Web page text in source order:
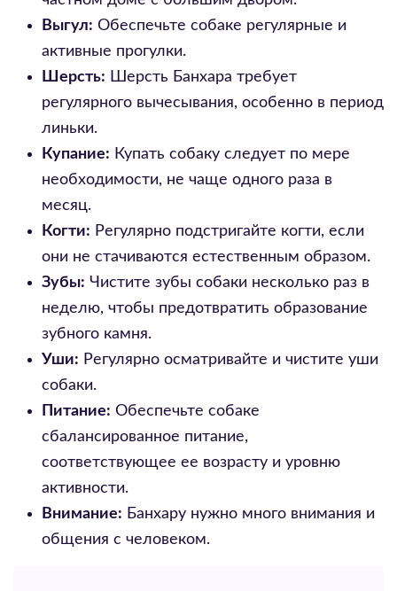
Выгул: Обеспечьте собаке регулярные и
активные прогулки.
Шерсть: Шерсть Банхара требует
регулярного вычесывания, особенно в период
линьки.
Купание: Купать собаку следует по мере
необходимости, не чаще одного раза в
месяц.
Когти: Регулярно подстригайте когти, если
они не стачиваются естественным образом.
Зубы: Чистите зубы собаки несколько раз в
неделю, чтобы предотвратить образование
зубного камня.
Уши: Регулярно осматривайте и чистите уши
собаки.
Питание: Обеспечьте собаке
сбалансированное питание,
соответствующее ее возрасту и уровню
активности.
Внимание: Банхару нужно много внимания и
общения с человеком.